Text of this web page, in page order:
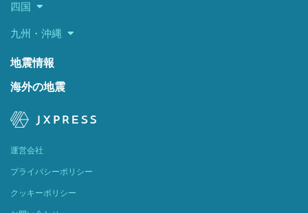
四国
九州・沖縄
地震情報
海外の地震
運営会社
プライバシーポリシー
クッキーポリシー